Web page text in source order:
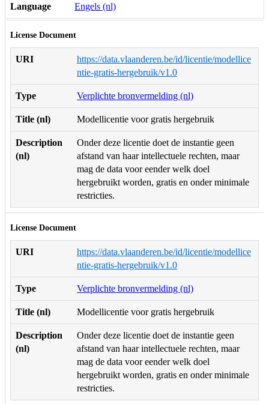
Language Engels (nl)
License Document
URI
https://data.vlaanderen.be/id/licentie/modellice
ntie-gratis-hergebruik/v1.0
Type Verplichte bronvermelding (nl)
Title (nl) Modellicentie voor gratis hergebruik
Description
(nl)
Onder deze licentie doet de instantie geen
afstand van haar intellectuele rechten, maar
mag de data voor eender welk doel
hergebruikt worden, gratis en onder minimale
restricties.
License Document
URI
https://data.vlaanderen.be/id/licentie/modellice
ntie-gratis-hergebruik/v1.0
Type Verplichte bronvermelding (nl)
Title (nl) Modellicentie voor gratis hergebruik
Description
(nl)
Onder deze licentie doet de instantie geen
afstand van haar intellectuele rechten, maar
mag de data voor eender welk doel
hergebruikt worden, gratis en onder minimale
restricties.